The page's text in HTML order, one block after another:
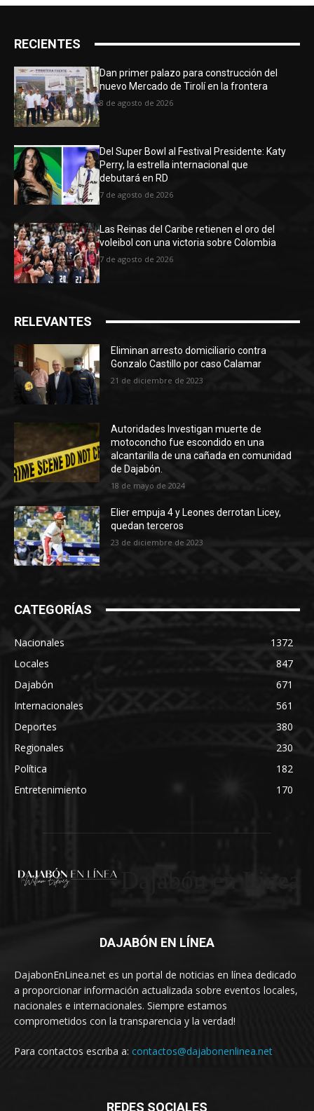
RECIENTES
Dan primer palazo para construcción del
nuevo Mercado de Tirolí en la frontera
8 de agosto de 2026
Del Super Bowl al Festival Presidente: Katy
Perry, la estrella internacional que
debutará en RD
7 de agosto de 2026
Las Reinas del Caribe retienen el oro del
voleibol con una victoria sobre Colombia
7 de agosto de 2026
RELEVANTES
Eliminan arresto domiciliario contra
Gonzalo Castillo por caso Calamar
21 de diciembre de 2023
Autoridades Investigan muerte de
motoconcho fue escondido en una
alcantarilla de una cañada en comunidad
de Dajabón.
18 de mayo de 2024
Elier empuja 4 y Leones derrotan Licey,
quedan terceros
23 de diciembre de 2023
CATEGORÍAS
Nacionales
1372
Locales
847
Dajabón
671
Internacionales
561
Deportes
380
Regionales
230
Política
182
Entretenimiento
170
DAJABÓN EN LÍNEA
DajabonEnLinea.net es un portal de noticias en línea dedicado
a proporcionar información actualizada sobre eventos locales,
nacionales e internacionales. Siempre estamos
comprometidos con la transparencia y la verdad!
Para contactos escriba a: contactos@dajabonenlinea.net
REDES SOCIALES